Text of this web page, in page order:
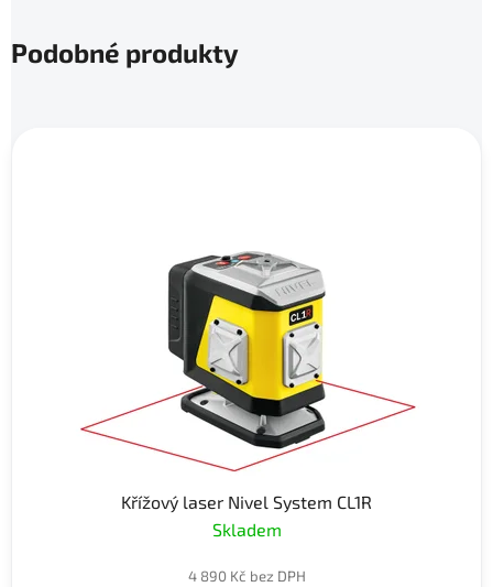
Podobné produkty
Křížový laser Nivel System CL1R
Skladem
4 890 Kč bez DPH